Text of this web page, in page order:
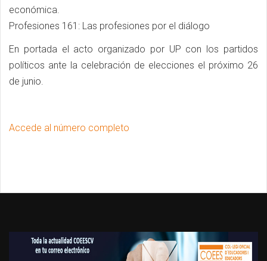
económica.
Profesiones 161: Las profesiones por el diálogo
En portada el acto organizado por UP con los partidos
políticos ante la celebración de elecciones el próximo 26
de junio.
Accede al número completo